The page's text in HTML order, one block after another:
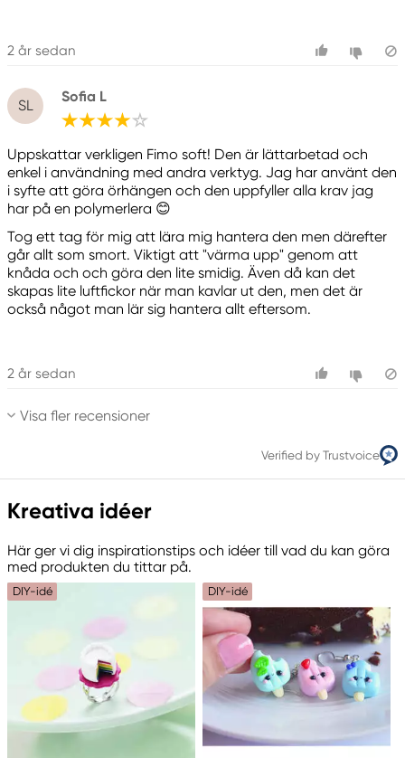
2 år sedan
SL
Sofia L
Uppskattar verkligen Fimo soft! Den är lättarbetad och
enkel i användning med andra verktyg. Jag har använt den
i syfte att göra örhängen och den uppfyller alla krav jag
har på en polymerlera 😊
Tog ett tag för mig att lära mig hantera den men därefter
går allt som smort. Viktigt att "värma upp" genom att
knåda och och göra den lite smidig. Även då kan det
skapas lite luftfickor när man kavlar ut den, men det är
också något man lär sig hantera allt eftersom.
2 år sedan
Visa fler recensioner
Verified by Trustvoice
Kreativa idéer
Här ger vi dig inspirationstips och idéer till vad du kan göra
med produkten du tittar på.
DIY-idé DIY-idé